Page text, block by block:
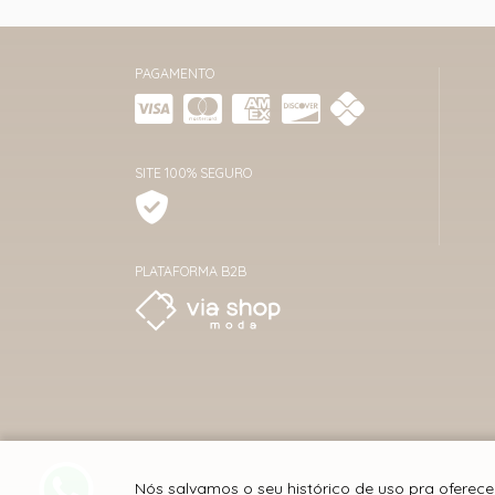
PAGAMENTO
SITE 100% SEGURO
PLATAFORMA B2B
Nós salvamos o seu histórico de uso pra